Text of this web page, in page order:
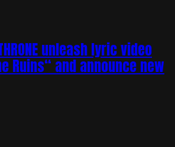
unleash lyric video
Ruins“ and announce new